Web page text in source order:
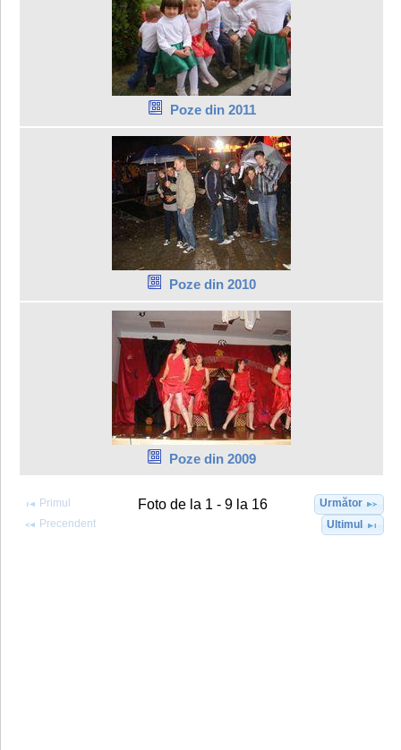
Poze din 2011
Poze din 2010
Poze din 2009
Primul
Precendent
Foto de la 1 - 9 la 16
Următor
Ultimul